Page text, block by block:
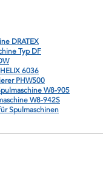
DRATEX
Typ DF
6036
PHW500
W8-905
W8-942S
Spulmaschinen